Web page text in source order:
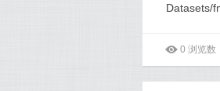
Datasets/
ė 0 浏览数